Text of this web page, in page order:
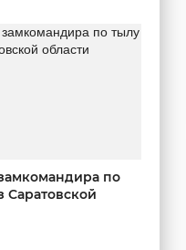
по
Саратовской